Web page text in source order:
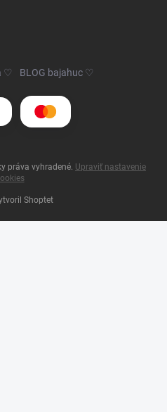
♡ BLOG bajahuc ♡
Shoptet
práva vyhradené. Upraviť nastavenie